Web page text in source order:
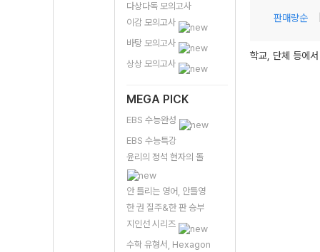
다상다독 모의고사
이감 모의고사
바탕 모의고사
상상 모의고사
MEGA PICK
EBS 수능완성
EBS 수능특강
윤리의 정석 현자의 돌
안 틀리는 영어, 안틀영
한 권 질주&한 판 승부
지인선 시리즈
수학 유형서, Hexagon
판매량순
학교, 단체 등에